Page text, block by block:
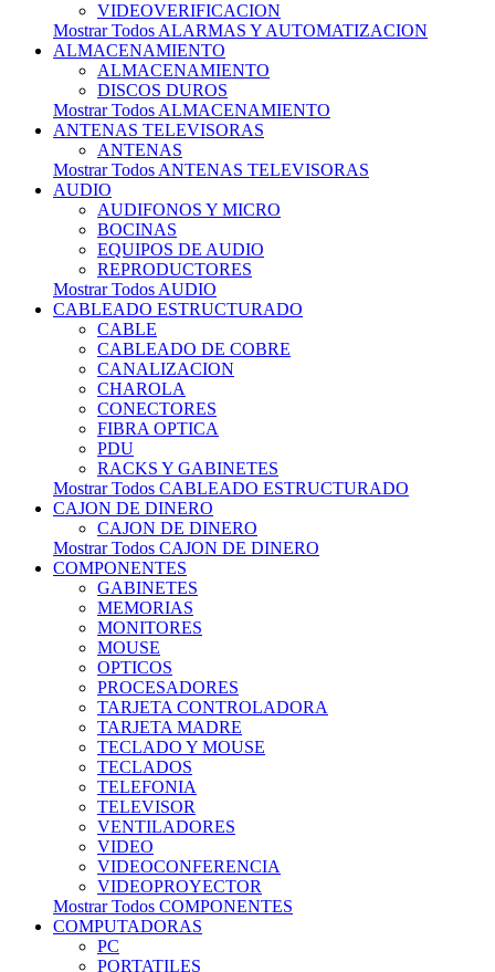
VIDEOVERIFICACION
Mostrar Todos ALARMAS Y AUTOMATIZACION
ALMACENAMIENTO
ALMACENAMIENTO
DISCOS DUROS
Mostrar Todos ALMACENAMIENTO
ANTENAS TELEVISORAS
ANTENAS
Mostrar Todos ANTENAS TELEVISORAS
AUDIO
AUDIFONOS Y MICRO
BOCINAS
EQUIPOS DE AUDIO
REPRODUCTORES
Mostrar Todos AUDIO
CABLEADO ESTRUCTURADO
CABLE
CABLEADO DE COBRE
CANALIZACION
CHAROLA
CONECTORES
FIBRA OPTICA
PDU
RACKS Y GABINETES
Mostrar Todos CABLEADO ESTRUCTURADO
CAJON DE DINERO
CAJON DE DINERO
Mostrar Todos CAJON DE DINERO
COMPONENTES
GABINETES
MEMORIAS
MONITORES
MOUSE
OPTICOS
PROCESADORES
TARJETA CONTROLADORA
TARJETA MADRE
TECLADO Y MOUSE
TECLADOS
TELEFONIA
TELEVISOR
VENTILADORES
VIDEO
VIDEOCONFERENCIA
VIDEOPROYECTOR
Mostrar Todos COMPONENTES
COMPUTADORAS
PC
PORTATILES